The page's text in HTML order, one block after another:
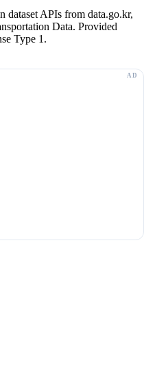
dataset APIs from data.go.kr,
Data. Provided
Type 1.